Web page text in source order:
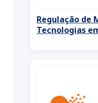
Regulação de
Tecnologias